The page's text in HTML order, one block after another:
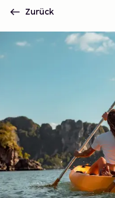
Zurück